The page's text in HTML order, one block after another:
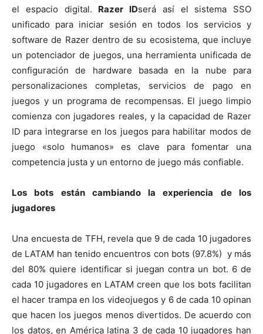
el espacio digital. Razer IDserá así el sistema SSO
unificado para iniciar sesión en todos los servicios y
software de Razer dentro de su ecosistema, que incluye
un potenciador de juegos, una herramienta unificada de
configuración de hardware basada en la nube para
personalizaciones completas, servicios de pago en
juegos y un programa de recompensas. El juego limpio
comienza con jugadores reales, y la capacidad de Razer
ID para integrarse en los juegos para habilitar modos de
juego «solo humanos» es clave para fomentar una
competencia justa y un entorno de juego más confiable.
Los bots están cambiando la experiencia de los
jugadores
Una encuesta de TFH, revela que 9 de cada 10 jugadores
de LATAM han tenido encuentros con bots (97.8%) ​ y más
del 80% quiere identificar si juegan contra un bot. 6 de
cada 10 jugadores en LATAM creen que los bots facilitan
el hacer trampa en los videojuegos y 6 de cada 10 opinan
que hacen los juegos menos divertidos. De acuerdo con
los datos, en América latina 3 de cada 10 jugadores han